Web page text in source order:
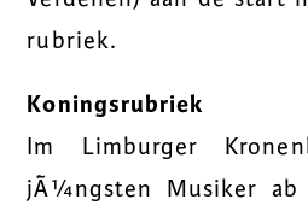
rubriek.
Koningsrubriek
Im Limburger
jÃ¼ngsten Musiker